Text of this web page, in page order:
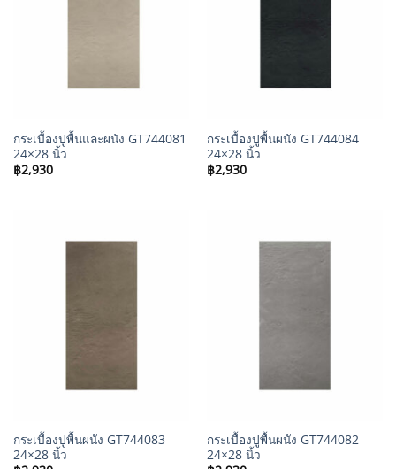
กระเบื้องปูพื้นและผนัง GT744081
24×28 นิ้ว
฿2,930
กระเบื้องปูพื้นผนัง GT744084
24×28 นิ้ว
฿2,930
กระเบื้องปูพื้นผนัง GT744083
24×28 นิ้ว
กระเบื้องปูพื้นผนัง GT744082
24×28 นิ้ว